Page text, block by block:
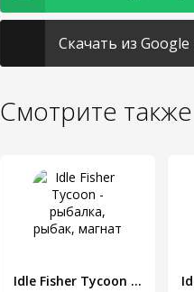
Скачать из Google
Смотрите также
Idle Fisher Tycoon - рыбалка, рыбак, магнат